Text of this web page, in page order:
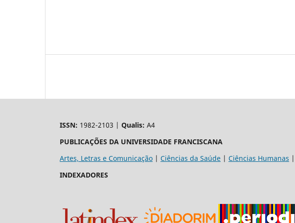
ISSN: 1982-2103 | Qualis: A4
PUBLICAÇÕES DA UNIVERSIDADE FRANCISCANA
Artes, Letras e Comunicação | Ciências da Saúde | Ciências Humanas |
INDEXADORES